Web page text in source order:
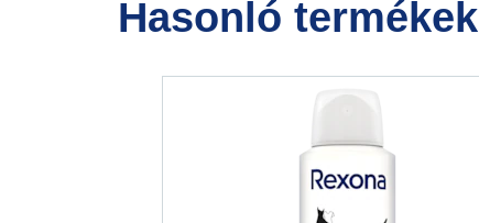
Hasonló termékek